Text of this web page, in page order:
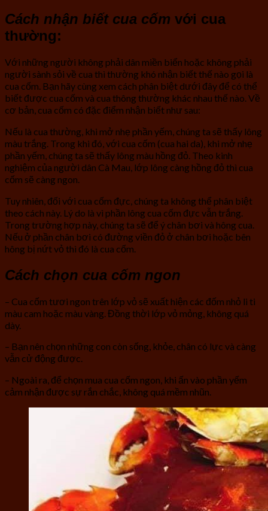
Cách nhận biết cua cốm với cua
thường:
Với những người không phải dân miền biển hoặc không phải
người sành sỏi về cua thì thường khó nhận biết thế nào gọi là
cua cốm. Bạn hãy cùng xem cách phân biệt dưới đây để có thể
biết được cua cốm và cua thông thường khác nhau thế nào. Về
cơ bản, cua cốm có đặc điểm nhận biết như sau:
Nếu là cua thường, khi mở nhẹ phần yếm, chúng ta sẽ thấy lông
màu trắng. Trong khi đó, với cua cốm (cua hai da), khi mở nhẹ
phần yếm, chúng ta sẽ thấy lông màu hồng đỏ. Theo kinh
nghiệm của người dân Cà Mau, lớp lông càng hồng đỏ thì cua
cốm sẽ càng ngon.
Tuy nhiên, đối với cua cốm đực, chúng ta không thể phân biệt
theo cách này. Lý do là vì phần lông cua cốm đực vẫn trắng.
Trong trường hợp này, chúng ta sẽ để ý chân bơi và hông cua.
Nếu ở phần chân bơi có đường viền đỏ ở chân bơi hoặc bên
hông bị nứt vỏ thì đó là cua cốm.
Cách chọn cua cốm ngon
– Cua cốm tươi ngon trên lớp vỏ sẽ xuất hiện các đốm nhỏ li ti
màu cam hoặc màu vàng. Đồng thời lớp vỏ mỏng, không quá
dày.
– Bạn nên chọn những con còn sống, khỏe, chân có lực và càng
vẫn cử động được.
– Ngoài ra, để chọn mua cua cốm ngon, khi ấn vào phần yếm
cảm nhận được sự rắn chắc, không quá mềm nhũn.